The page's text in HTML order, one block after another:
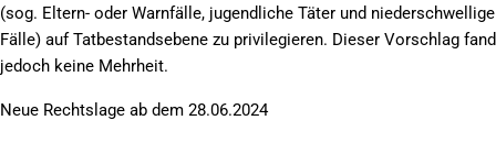
(sog. Eltern- oder Warnfälle, jugendliche Täter und niederschwellige
Fälle) auf Tatbestandsebene zu privilegieren. Dieser Vorschlag fand
jedoch keine Mehrheit.
Neue Rechtslage ab dem 28.06.2024